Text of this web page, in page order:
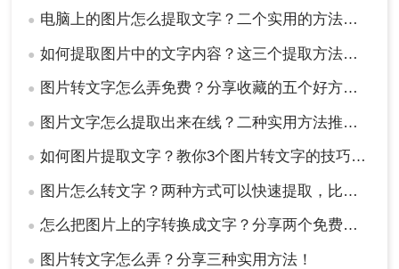
3、转换完成，点击打开即可查看文件。
● 电脑上的图片怎么提取文字？二个实用的方法分享~！
● 如何提取图片中的文字内容？这三个提取方法来看看吧！
● 图片转文字怎么弄免费？分享收藏的五个好方法！
● 图片文字怎么提取出来在线？二种实用方法推荐！
● 如何图片提取文字？教你3个图片转文字的技巧，太实用了！
● 图片怎么转文字？两种方式可以快速提取，比打字快多了！
● 怎么把图片上的字转换成文字？分享两个免费方法！
● 图片转文字怎么弄？分享三种实用方法！